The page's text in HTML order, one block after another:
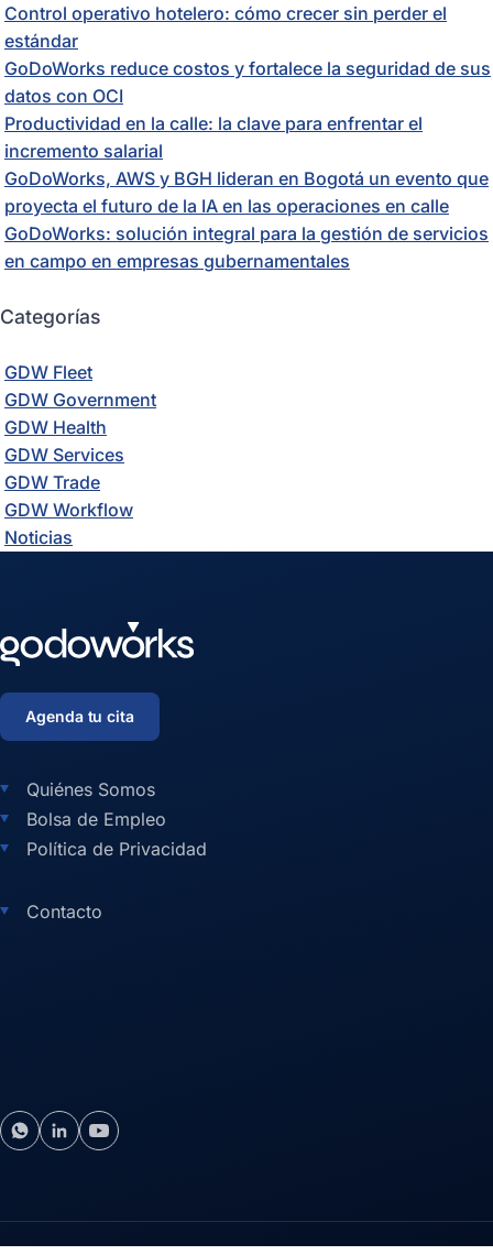
Control operativo hotelero: cómo crecer sin perder el
estándar
GoDoWorks reduce costos y fortalece la seguridad de sus
datos con OCI
Productividad en la calle: la clave para enfrentar el
incremento salarial
GoDoWorks, AWS y BGH lideran en Bogotá un evento que
proyecta el futuro de la IA en las operaciones en calle
GoDoWorks: solución integral para la gestión de servicios
en campo en empresas gubernamentales
Categorías
GDW Fleet
GDW Government
GDW Health
GDW Services
GDW Trade
GDW Workflow
Noticias
Agenda tu cita
Quiénes Somos
Bolsa de Empleo
Política de Privacidad
Contacto